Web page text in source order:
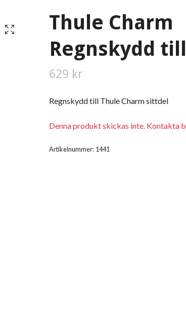
Thule Charm
Regnskydd
629 kr
Regnskydd till Thule Charm sittdel
Denna produkt skickas inte. Kontakta
Artikelnummer: 1441